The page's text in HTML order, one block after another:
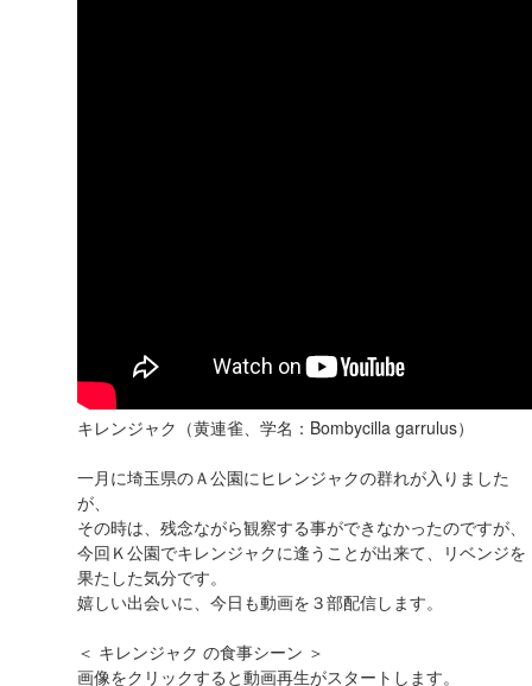
キレンジャク（黄連雀、学名：Bombycilla garrulus）
一月に埼玉県のＡ公園にヒレンジャクの群れが入りました
が、
その時は、残念ながら観察する事ができなかったのですが、
今回Ｋ公園でキレンジャクに逢うことが出来て、リベンジを
果たした気分です。
嬉しい出会いに、今日も動画を３部配信します。
＜ キレンジャク の食事シーン ＞
画像をクリックすると動画再生がスタートします。